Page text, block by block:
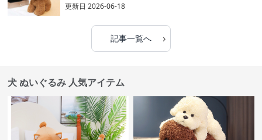
更新日2026-06-18
記事一覧へ ›
犬 ぬいぐるみ 人気アイテム